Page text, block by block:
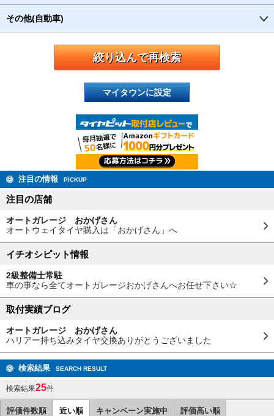
その他(自動車)
マイタウンに設定
注目の情報 PICKUP
注目の店舗
オートガレージ おかげさん
オートウェイタイヤ購入は「おかげさん」へ
イチオシピット情報
2級整備士常駐
車の事なら全てオートガレージおかげさんへお任せ下さい☆
取付実績ブログ
オートガレージ おかげさん
ハリアー持ち込みタイヤ交換ありがとうございました
検索結果 SEARCH RESULT
検索結果25件
評価件数順 近い順 キャンペーン実施中 評価高い順